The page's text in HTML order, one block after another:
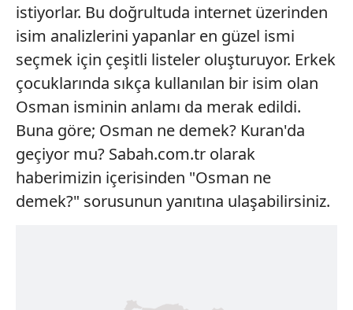
istiyorlar. Bu doğrultuda internet üzerinden
isim analizlerini yapanlar en güzel ismi
seçmek için çeşitli listeler oluşturuyor. Erkek
çocuklarında sıkça kullanılan bir isim olan
Osman isminin anlamı da merak edildi.
Buna göre; Osman ne demek? Kuran'da
geçiyor mu? Sabah.com.tr olarak
haberimizin içerisinden "Osman ne
demek?" sorusunun yanıtına ulaşabilirsiniz.